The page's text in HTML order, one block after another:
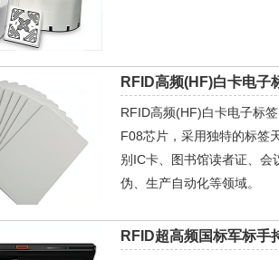
RFID高频(HF)白卡电子
RFID高频(HF)白卡电子标
F08芯片，采用独特的标签
别IC卡、图书馆读者证、会
伪、生产自动化等领域。
RFID超高频国标军标手